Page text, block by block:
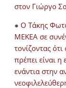
στον Γιώργο
● O Τάκης
ΜΕΚΕΑ σε
τονίζοντας
πρέπει είναι η
ενάντια στην